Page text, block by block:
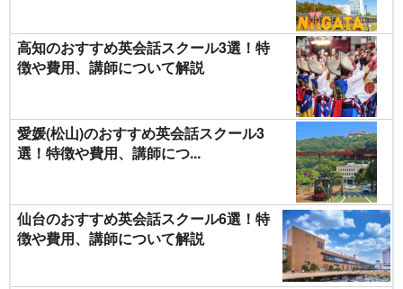
高知のおすすめ英会話スクール3選！特
徴や費用、講師について解説
愛媛(松山)のおすすめ英会話スクール3
選！特徴や費用、講師につ...
仙台のおすすめ英会話スクール6選！特
徴や費用、講師について解説